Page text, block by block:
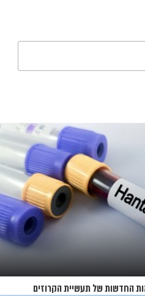
החדשות של תעשיית הקרוזים